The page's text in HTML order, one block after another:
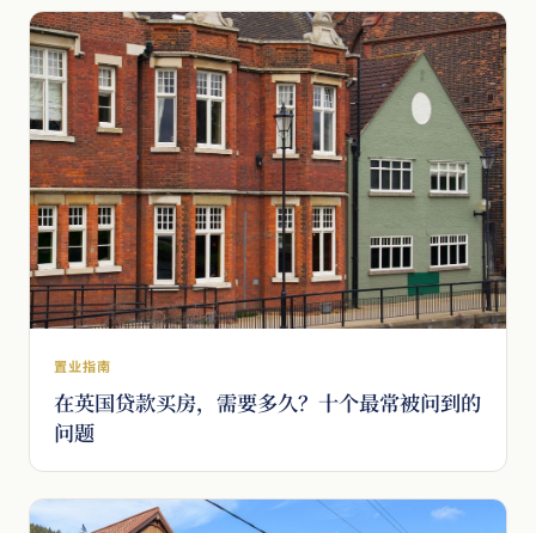
置业指南
在英国贷款买房，需要多久？十个最常被问到的
问题